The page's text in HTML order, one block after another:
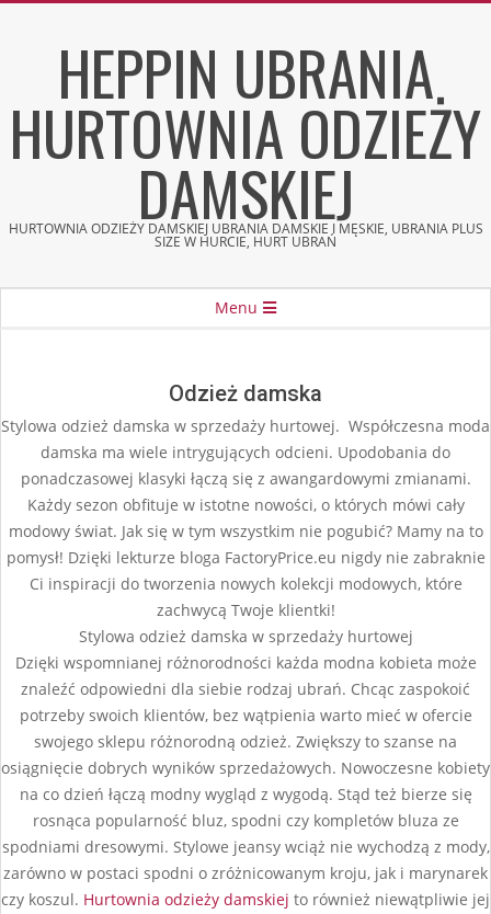
HEPPIN UBRANIA
HURTOWNIA ODZIEŻY
DAMSKIEJ
HURTOWNIA ODZIEŻY DAMSKIEJ UBRANIA DAMSKIE I MĘSKIE, UBRANIA PLUS
SIZE W HURCIE, HURT UBRAŃ
Menu
Odzież damska
Stylowa odzież damska w sprzedaży hurtowej. Współczesna moda
damska ma wiele intrygujących odcieni. Upodobania do
ponadczasowej klasyki łączą się z awangardowymi zmianami.
Każdy sezon obfituje w istotne nowości, o których mówi cały
modowy świat. Jak się w tym wszystkim nie pogubić? Mamy na to
pomysł! Dzięki lekturze bloga FactoryPrice.eu nigdy nie zabraknie
Ci inspiracji do tworzenia nowych kolekcji modowych, które
zachwycą Twoje klientki!
Stylowa odzież damska w sprzedaży hurtowej
Dzięki wspomnianej różnorodności każda modna kobieta może
znaleźć odpowiedni dla siebie rodzaj ubrań. Chcąc zaspokoić
potrzeby swoich klientów, bez wątpienia warto mieć w ofercie
swojego sklepu różnorodną odzież. Zwiększy to szanse na
osiągnięcie dobrych wyników sprzedażowych. Nowoczesne kobiety
na co dzień łączą modny wygląd z wygodą. Stąd też bierze się
rosnąca popularność bluz, spodni czy kompletów bluza ze
spodniami dresowymi. Stylowe jeansy wciąż nie wychodzą z mody,
zarówno w postaci spodni o zróżnicowanym kroju, jak i marynarek
czy koszul. Hurtownia odzieży damskiej to również niewątpliwie jej